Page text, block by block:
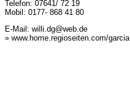
Telefon: 07641/ 72 19
Mobil: 0177- 868 41 80
E-Mail: willi.dg@web.de
» www.home.regioseiten.com/garcia